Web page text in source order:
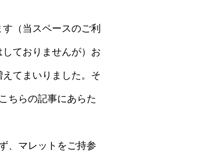
（当スペースのご利
ておりませんが）お
てまいりました。そ
ちらの記事にあらた
、マレットをご持参